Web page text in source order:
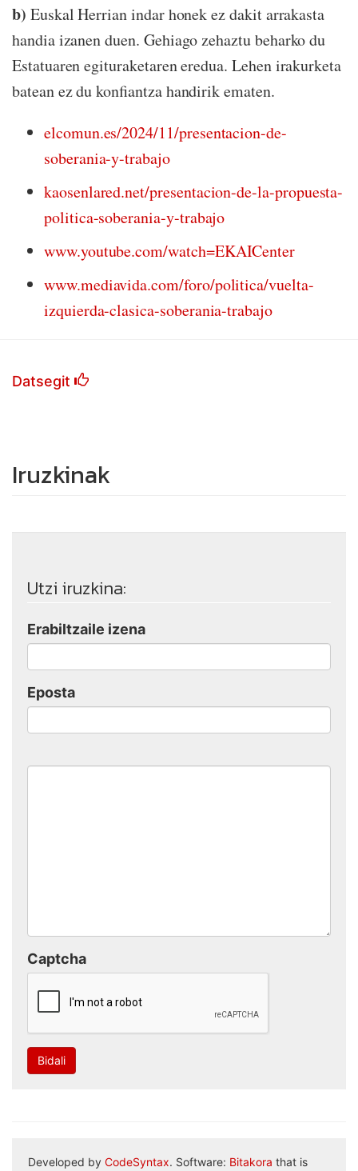
b) Euskal Herrian indar honek ez dakit arrakasta
handia izanen duen. Gehiago zehaztu beharko du
Estatuaren egituraketaren eredua. Lehen irakurketa
batean ez du konfiantza handirik ematen.
elcomun.es/2024/11/presentacion-de-
soberania-y-trabajo
kaosenlared.net/presentacion-de-la-propuesta-
politica-soberania-y-trabajo
www.youtube.com/watch=EKAICenter
www.mediavida.com/foro/politica/vuelta-
izquierda-clasica-soberania-trabajo
Datsegit
Iruzkinak
Utzi iruzkina:
Erabiltzaile izena
Eposta
Captcha
Bidali
Developed by CodeSyntax. Software: Bitakora that is